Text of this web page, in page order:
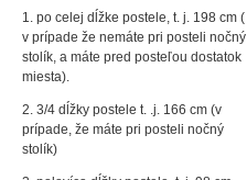
1. po celej dĺžke postele, t. j. 198 cm (
v prípade že nemáte pri posteli nočný
stolík, a máte pred posteľou dostatok
miesta).
2. 3/4 dĺžky postele t. .j. 166 cm (v
prípade, že máte pri posteli nočný
stolík)